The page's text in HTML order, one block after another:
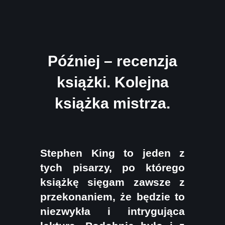
Później – recenzja
książki. Kolejna
książka mistrza.
Stephen King to jeden z
tych pisarzy, po którego
książkę sięgam zawsze z
przekonaniem, że będzie to
niezwykła i intrygująca